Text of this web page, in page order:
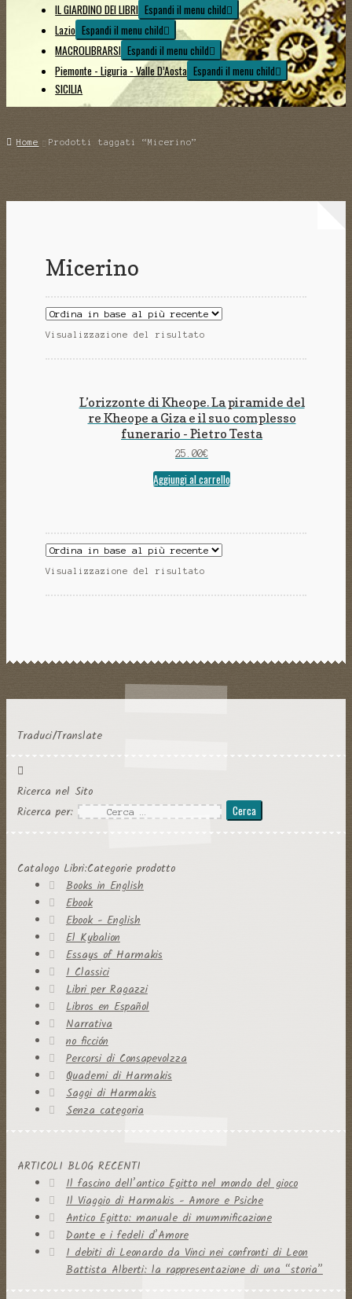
IL GIARDINO DEI LIBRI Espandi il menu child
Lazio Espandi il menu child
MACROLIBRARSI Espandi il menu child
Piemonte - Liguria - Valle D’Aosta Espandi il menu child
SICILIA
Home Prodotti taggati “Micerino”
Micerino
Visualizzazione del risultato
L’orizzonte di Kheope. La piramide del
re Kheope a Giza e il suo complesso
funerario - Pietro Testa
25.00€
Aggiungi al carrello
Visualizzazione del risultato
Traduci/Translate
Ricerca nel Sito
Ricerca per:
Catalogo Libri:Categorie prodotto
Books in English
Ebook
Ebook - English
El Kybalion
Essays of Harmakis
I Classici
Libri per Ragazzi
Libros en Español
Narrativa
no ficción
Percorsi di Consapevolzza
Quaderni di Harmakis
Saggi di Harmakis
Senza categoria
ARTICOLI BLOG RECENTI
Il fascino dell’antico Egitto nel mondo del gioco
Il Viaggio di Harmakis - Amore e Psiche
Antico Egitto: manuale di mummificazione
Dante e i fedeli d’Amore
I debiti di Leonardo da Vinci nei confronti di Leon
Battista Alberti: la rappresentazione di una “storia”